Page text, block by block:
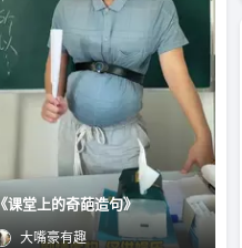
《课堂上的奇葩造句》
大嘴豪有趣